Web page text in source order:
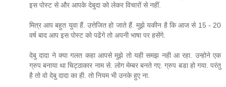
इस पोस्ट से और आपके देबुदा को लेकर विचारों से नहीं.
मित्र आप बहुत युवा हैं. उत्तेजित हो जाते हैं. मुझे यकीन है कि आज से 15 - 20
वर्ष बाद आप इस पोस्ट को पढेंगे तो अपनी भाषा पर हसेंगे.
देबु दादा ने क्या गलत कहा आपसे मुझे तो यही समझ नही आ रहा. उन्होने एक
ग्रुप बनाया था चिट्ठाकार नाम से. लोग मेम्बर बनते गए. ग्रुप बडा हो गया. परंतु
है तो वो देबु दादा का ही. तो नियम भी उनके हुए ना.